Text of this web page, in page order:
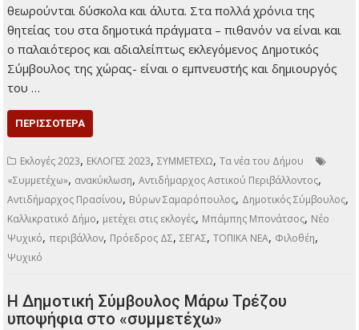
θεωρούνται δύσκολα και άλυτα. Στα πολλά χρόνια της
θητείας του στα δημοτικά πράγματα – πιθανόν να είναι και
ο παλαιότερος και αδιαλείπτως εκλεγόμενος Δημοτικός
Σύμβουλος της χώρας- είναι ο εμπνευστής και δημιουργός
του …
ΠΕΡΙΣΣΌΤΕΡΑ
Εκλογές 2023, ΕΚΛΟΓΕΣ 2023,ΣΥΜΜΕΤΕΧΩ,Τα νέα του Δήμου
«Συμμετέχω», ανακύκλωση,Αντιδήμαρχος Αστικού Περιβάλλοντος,
Αντιδήμαρχος Πρασίνου, Βύρων Σαμαρόπουλος, Δημοτικός Σύμβουλος,
Καλλικρατικό Δήμο, μετέχει στις εκλογές, Μπάμπης Μπονάτσος, Νέο
Ψυχικό,περιβάλλον, Πρόεδρος ΔΣ,ΣΕΓΑΣ,ΤΟΠΙΚΑ ΝΕΑ, Φιλοθέη,
Ψυχικό
Η Δημοτική Σύμβουλος Μάρω Τρέζου
υποψήφια στο «συμμετέχω»